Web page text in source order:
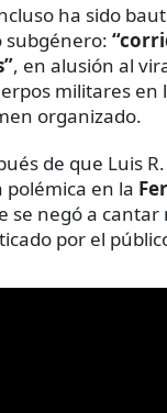
ha sido
subgénero:
, en alusión al
militares en
organizado.
de que Luis
en la
se negó a
por el